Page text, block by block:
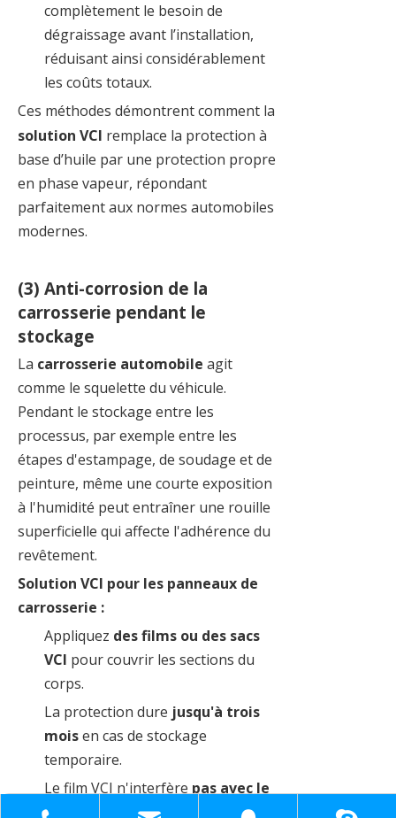
complètement le besoin de
dégraissage avant l’installation,
réduisant ainsi considérablement
les coûts totaux.
Ces méthodes démontrent comment la
solution VCI remplace la protection à
base d’huile par une protection propre
en phase vapeur, répondant
parfaitement aux normes automobiles
modernes.
(3) Anti-corrosion de la
carrosserie pendant le
stockage
La carrosserie automobile agit
comme le squelette du véhicule.
Pendant le stockage entre les
processus, par exemple entre les
étapes d'estampage, de soudage et de
peinture, même une courte exposition
à l'humidité peut entraîner une rouille
superficielle qui affecte l'adhérence du
revêtement.
Solution VCI pour les panneaux de
carrosserie :
Appliquez des films ou des sacs
VCI pour couvrir les sections du
corps.
La protection dure jusqu'à trois
moisen cas de stockage
temporaire.
Le film VCI n'interfère pas avec le
soudage ou la peinture
, ce qui en